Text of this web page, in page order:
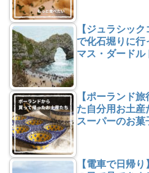
【ジュラシッ
で化石堀りに行
マス・ダードル
【ポーランド
た自分用お土
スーパーのお菓
【電車で日帰